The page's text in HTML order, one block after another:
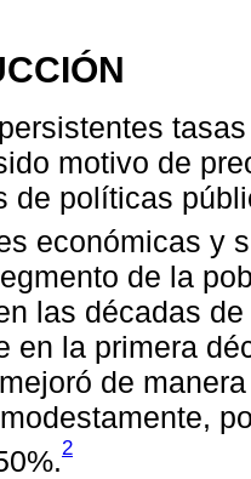
motivo de
de políticas
económicas y
de la
las décadas
en la primera
de
2